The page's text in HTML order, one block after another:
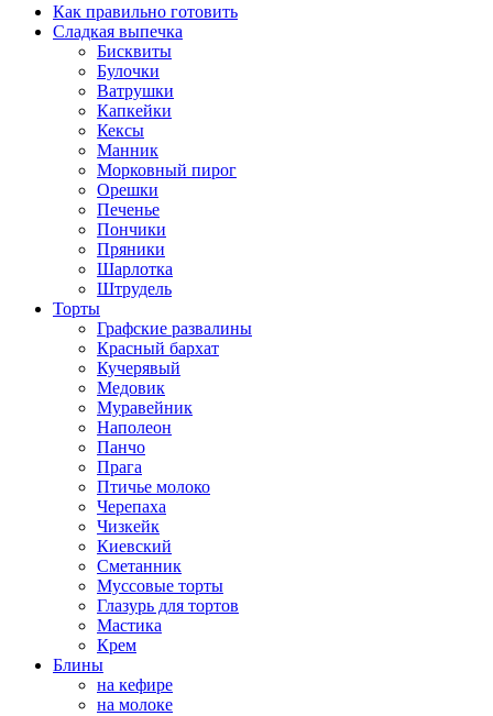
Как правильно готовить
Сладкая выпечка
Бисквиты
Булочки
Ватрушки
Капкейки
Кексы
Манник
Морковный пирог
Орешки
Печенье
Пончики
Пряники
Шарлотка
Штрудель
Торты
Графские развалины
Красный бархат
Кучерявый
Медовик
Муравейник
Наполеон
Панчо
Прага
Птичье молоко
Черепаха
Чизкейк
Киевский
Сметанник
Муссовые торты
Глазурь для тортов
Мастика
Крем
Блины
на кефире
на молоке